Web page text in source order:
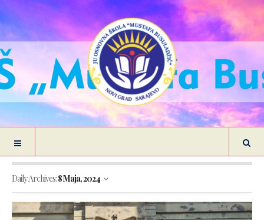
Daily Archives:8 Maja, 2024